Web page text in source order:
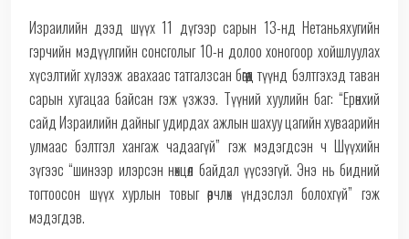
Израилийн дээд шүүх 11 дүгээр сарын 13-нд Нетаньяхугийн
гэрчийн мэдүүлгийн сонсголыг 10-н долоо хоногоор хойшлуулах
хүсэлтийг хүлээж авахаас татгалзсан бөгөөд түүнд бэлтгэхэд таван
сарын хугацаа байсан гэж үзжээ. Түүний хуулийн баг: “Ерөнхий
сайд Израилийн дайныг удирдах ажлын шахуу цагийн хуваарийн
улмаас бэлтгэл хангаж чадаагүй” гэж мэдэгдсэн ч Шүүхийн
зүгээс “шинээр илэрсэн нөхцөл байдал үүсээгүй. Энэ нь бидний
тогтоосон шүүх хурлын товыг өөрчлөх үндэслэл болохгүй” гэж
мэдэгдэв.